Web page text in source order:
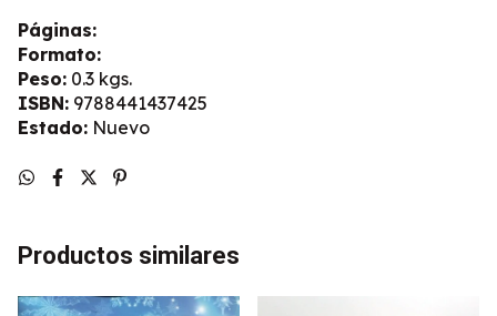
Páginas:
Formato:
Peso: 0.3 kgs.
ISBN: 9788441437425
Estado: Nuevo
Productos similares